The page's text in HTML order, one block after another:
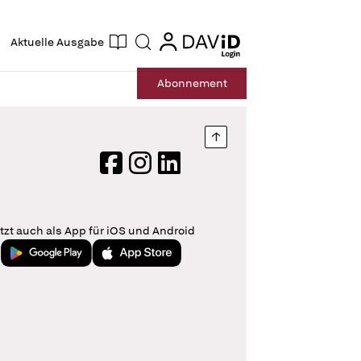
Aktuelle Ausgabe Suche login
login
Abonnement
Nach oben springen
FacebookInstagram
LinkedIn
auch als App für iOS und Android
Jetzt bei Google PlayLaden im App Store